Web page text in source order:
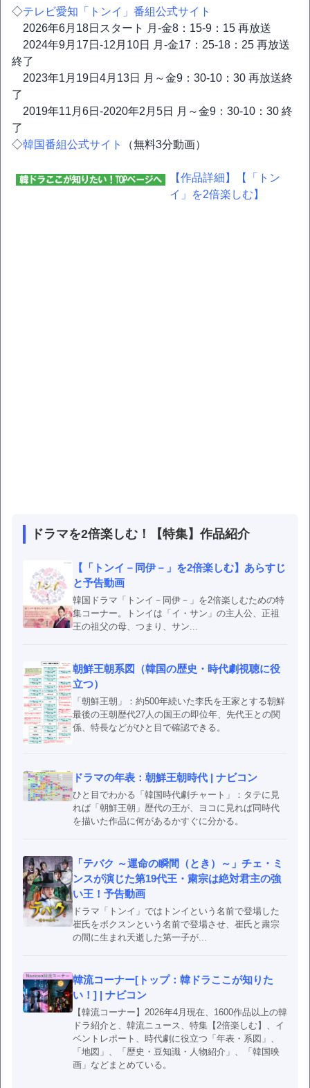
◇テレビ愛知「トンイ」番組公式サイト
2026年6月18日スタート 月-金8：15-9：15 再放送
2024年9月17日-12月10日 月-金17：25-18：25 再放送
終了
2023年1月19日4月13日 月～金9：30-10：30 再放送終
了
2019年11月6日-2020年2月5日 月～金9：30-10：30 終
了
◇韓国番組公式サイト （無料3分動画）
【作品詳細】
【「トン
イ」を2倍楽しむ】
ドラマを2倍楽しむ！【特集】作品紹介
【「トンイ－同伊－」を2倍楽しむ】あらすじ
と予告動画
韓国ドラマ「トンイ－同伊－」を2倍楽しむための特
集コーナー。トンイは「イ・サン」の主人公、正祖
王の祖父の母、つまり、サン...
朝鮮王朝系図（韓国の歴史・時代劇視聴に役
立つ）
「朝鮮王朝」：約500年続いた李氏を王家とする朝鮮
最後の王朝歴代27人の国王の即位年、先代王との関
係、特長などがひと目で確認できる。
ドラマの年表：朝鮮王朝時代 | ナビコン
ひと目でわかる「韓国時代劇チャート」：タテに見
れば「朝鮮王朝」歴代の王が、ヨコに見れば同時代
を描いた作品に何があるかすぐに分かる。
「テバク ～運命の瞬間（とき）～」チェ・ミ
ンスが演じた第19代王・粛宗は絶対君主の強
い王！予告動画
ドラマ「トンイ」ではトンイという名前で登場した
崔氏をボクスンという名前で登場させ、崔氏と粛宗
の間に生まれ夭逝した第一子が...
韓流コーナー[トップ：韓ドラここが知りた
い！] | ナビコン
【韓流コーナー】2026年4月現在、1600作品以上の韓
ドラ紹介と、韓流ニュース、特集【2倍楽しむ】、イ
ベントレポート、時代劇に役立つ「年表・系図」、
「地図」、「歴史・豆知識・人物紹介」、「韓国映
画」などまとめている。